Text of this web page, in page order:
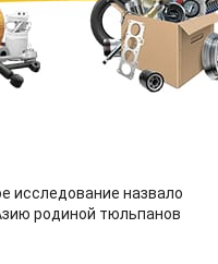
исследование назвало
родиной тюльпанов